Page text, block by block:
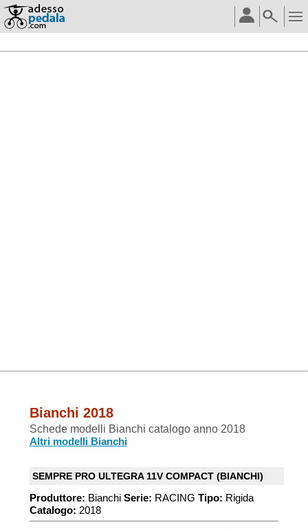
Bianchi 2018
Schede modelli Bianchi catalogo anno 2018
Altri modelli Bianchi
SEMPRE PRO ULTEGRA 11V COMPACT (BIANCHI)
Produttore: Bianchi Serie: RACING Tipo: Rigida
Catalogo: 2018